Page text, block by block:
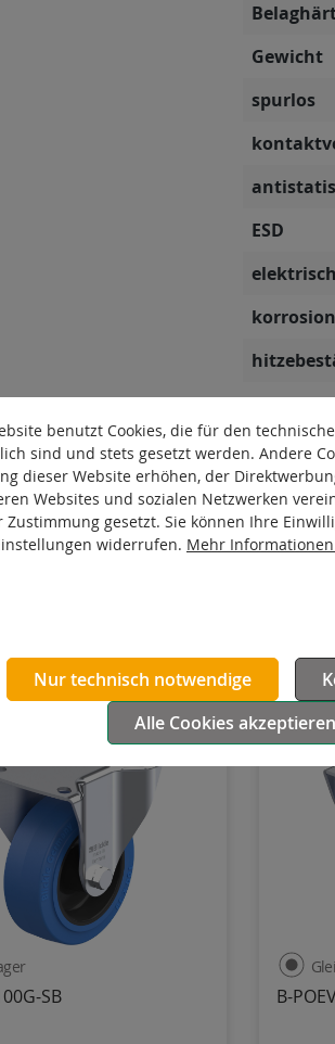
Gewicht
spurlos
ESD
Material
SB B-
benutzt Cookies, die für den
sind und stets gesetzt werden. Andere
dieser Website erhöhen, der
Websites und sozialen Netzwerken
Zustimmung gesetzt. Sie können Ihre
widerrufen. Mehr
Nur technisch notwendige
Alle Cookies akzeptieren